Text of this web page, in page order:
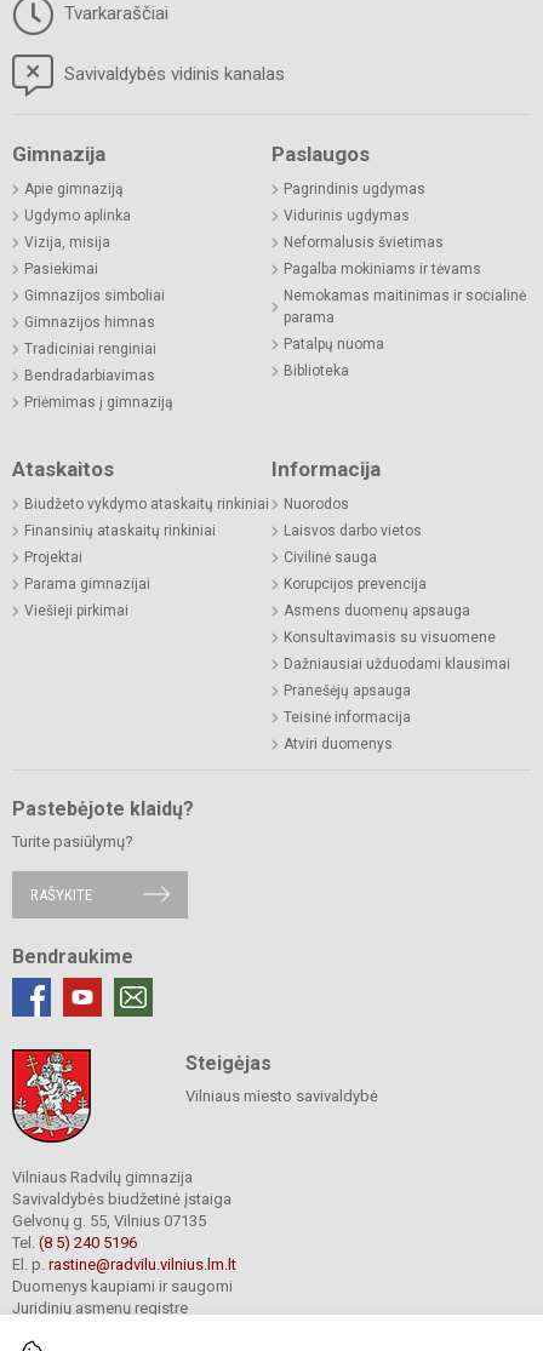
Tvarkaraščiai
Savivaldybės vidinis kanalas
Gimnazija
Apie gimnaziją
Ugdymo aplinka
Vizija, misija
Pasiekimai
Gimnazijos simboliai
Gimnazijos himnas
Tradiciniai renginiai
Bendradarbiavimas
Priėmimas į gimnaziją
Paslaugos
Pagrindinis ugdymas
Vidurinis ugdymas
Neformalusis švietimas
Pagalba mokiniams ir tėvams
Nemokamas maitinimas ir socialinė
parama
Patalpų nuoma
Biblioteka
Ataskaitos
Biudžeto vykdymo ataskaitų rinkiniai
Finansinių ataskaitų rinkiniai
Projektai
Parama gimnazijai
Viešieji pirkimai
Informacija
Nuorodos
Laisvos darbo vietos
Civilinė sauga
Korupcijos prevencija
Asmens duomenų apsauga
Konsultavimasis su visuomene
Dažniausiai užduodami klausimai
Pranešėjų apsauga
Teisinė informacija
Atviri duomenys
Pastebėjote klaidų?
Turite pasiūlymų?
RAŠYKITE
Bendraukime
Steigėjas
Vilniaus miesto savivaldybė
Vilniaus Radvilų gimnazija
Savivaldybės biudžetinė įstaiga
Gelvonų g. 55, Vilnius 07135
Tel. (8 5) 240 5196
El. p. rastine@radvilu.vilnius.lm.lt
Duomenys kaupiami ir saugomi
Juridinių asmenų registre